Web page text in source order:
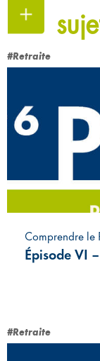
#Retraite
Comprendre le
Épisode VI
#Retraite